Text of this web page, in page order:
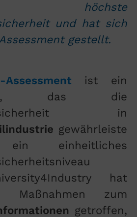
höchste
und hat sich
gestellt.
Assessment
ist ein
das die
in
gewährleiste
einheitliches
hat
Maßnahmen zum
getroffen,